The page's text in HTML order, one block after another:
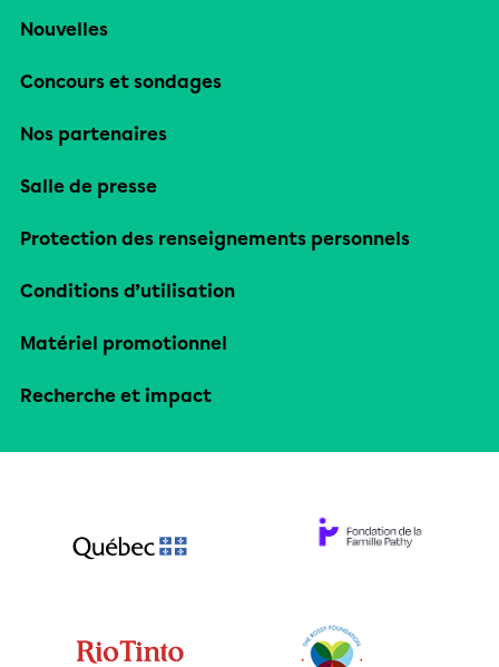
Nouvelles
Concours et sondages
Nos partenaires
Salle de presse
Protection des renseignements personnels
Conditions d’utilisation
Matériel promotionnel
Recherche et impact